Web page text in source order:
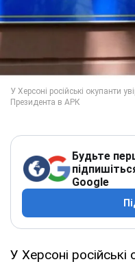
Будьте
Google
У Херсоні